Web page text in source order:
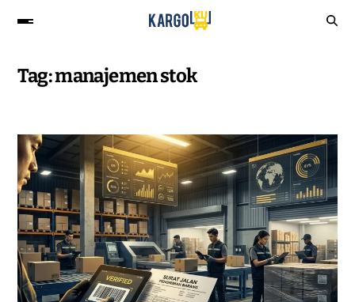
Tag:manajemen stok